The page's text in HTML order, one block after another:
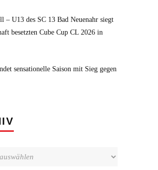
– U13 des SC 13 Bad Neuenahr siegt
besetzten Cube Cup CL 2026 in
sensationelle Saison mit Sieg gegen